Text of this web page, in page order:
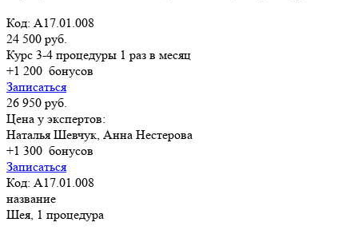
Код: A17.01.008
24 500 руб.
Курс 3-4 процедуры 1 раз в месяц
+1 200 бонусов
Записаться
26 950 руб.
Цена у экспертов:
Наталья Шевчук, Анна Нестерова
+1 300 бонусов
Записаться
Код: A17.01.008
название
Шея, 1 процедура